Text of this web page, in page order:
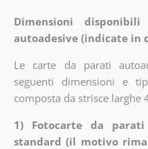
Dimensioni
autoadesive (indicate in
Le carte da parati
seguenti dimensioni e
composta da strisce larghe
1) Fotocarte da
standard (il motivo